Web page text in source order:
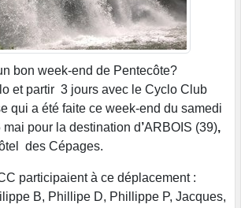
bon week-end de Pentecôte?
et partir 3 jours avec le Cyclo Club
qui a été faite ce week-end du samedi
pour la destination d’ARBOIS (39),
des Cépages.
participaient à ce déplacement :
B, Phillipe D, Phillippe P, Jacques,